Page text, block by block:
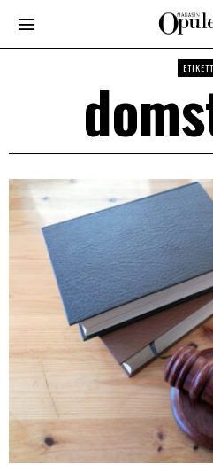
ETIKETT